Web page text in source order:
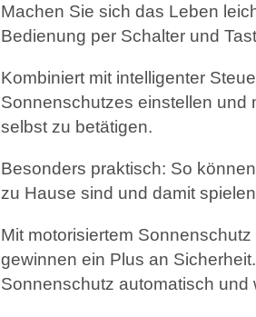
Machen Sie sich das Leben
Bedienung per Schalter und
Kombiniert mit intelligenter
Sonnenschutzes einstellen und
selbst zu betätigen.
Besonders praktisch: So
zu Hause sind und damit
Mit motorisiertem
gewinnen ein Plus an
Sonnenschutz automatisch